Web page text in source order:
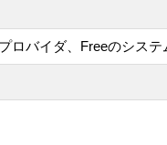
ロバイダ、Freeのシス